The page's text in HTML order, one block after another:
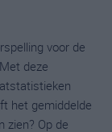
voor de
deze
het gemiddelde
zien? Op de